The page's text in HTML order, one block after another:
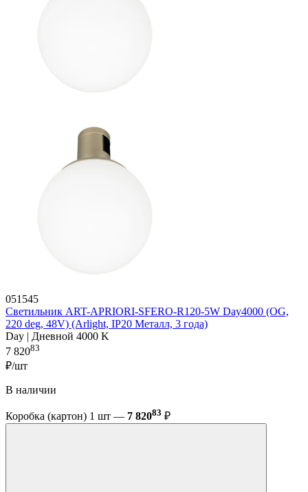
051545
Светильник ART-APRIORI-SFERO-R120-5W Day4000 (OG,
220 deg, 48V) (Arlight, IP20 Металл, 3 года)
Day | Дневной 4000 K
7 82083
₽/шт
В наличии
Коробка (картон) 1 шт — 7 82083 ₽